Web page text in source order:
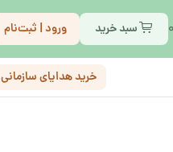
سبد خرید ورود | ثبت‌نام
خرید هدایای سازمانی